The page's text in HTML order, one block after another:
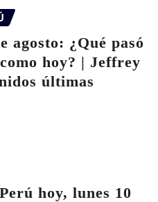
agosto: ¿Qué pasó
hoy? | Jeffrey
últimas
hoy, lunes 10